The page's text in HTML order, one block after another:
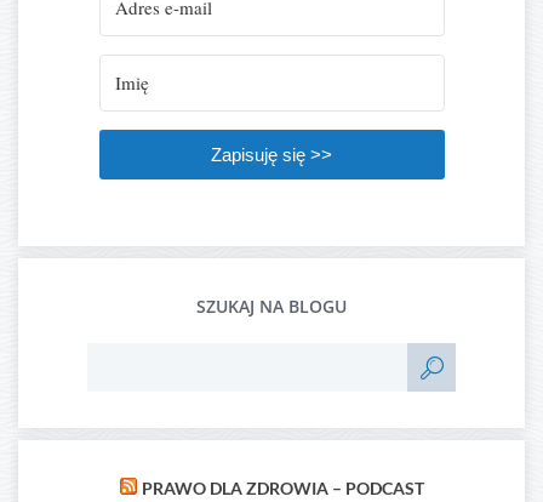
Zapisuję się >>
SZUKAJ NA BLOGU
PRAWO DLA ZDROWIA – PODCAST